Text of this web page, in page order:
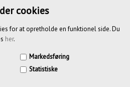
cookies
for at opretholde en funktionel side. Du
her.
Markedsføring
Statistiske